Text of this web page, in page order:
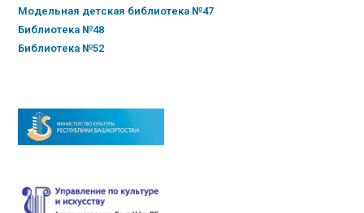
Модельная детская библиотека №47
Библиотека №48
Библиотека №52